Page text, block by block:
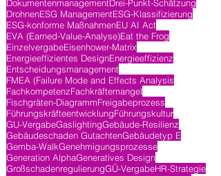
DokumentenmanagementDrei-Punkt-Schätzung
DrohnenESG ManagementESG-Klassifizierung
ESG-konforme MaßnahmenEU AI Act
EVA (Earned-Value-Analyse)Eat the Frog
EinzelvergabeEisenhower-Matrix
Energieeffizientes DesignEnergieeffizienz
Entscheidungsmanagement
FMEA (Failure Mode and Effects Analysis
FachkompetenzFachkräftemangel
Fischgräten-DiagrammFreigabeprozess
FührungskräfteentwicklungFührungskultur
GU-VergabeGaslightingGebäude-Resilienz
Gebäudeschaden GutachtenGebäudetyp E
Gemba-WalkGenehmigungsprozesse
Generation AlphaGeneratives Design
GroßschadenregulierungGÜ-VergabeHR-Strategie